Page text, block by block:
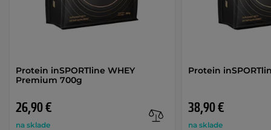
Protein inSPORTline WHEY
Premium 700g
26,90 €
na sklade
Protein
38,90 €
na sklade